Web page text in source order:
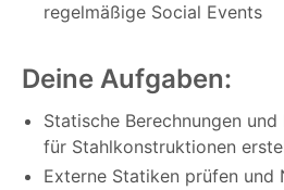
regelmäßige Social Events
Deine Aufgaben:
Statische Berechnungen
für Stahlkonstruktionen
Externe Statiken prüfen und